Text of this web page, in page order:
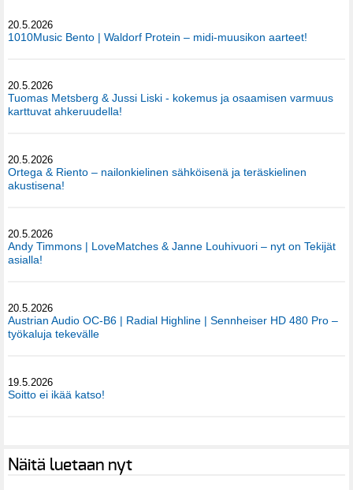
20.5.2026
1010Music Bento | Waldorf Protein – midi-muusikon aarteet!
20.5.2026
Tuomas Metsberg & Jussi Liski - kokemus ja osaamisen varmuus
karttuvat ahkeruudella!
20.5.2026
Ortega & Riento – nailonkielinen sähköisenä ja teräskielinen
akustisena!
20.5.2026
Andy Timmons | LoveMatches & Janne Louhivuori – nyt on Tekijät
asialla!
20.5.2026
Austrian Audio OC-B6 | Radial Highline | Sennheiser HD 480 Pro –
työkaluja tekevälle
19.5.2026
Soitto ei ikää katso!
Näitä luetaan nyt